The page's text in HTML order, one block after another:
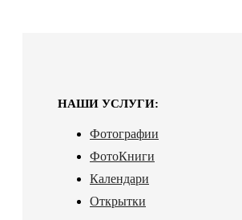
НАШИ УСЛУГИ:
Фотографии
ФотоКниги
Календари
Открытки